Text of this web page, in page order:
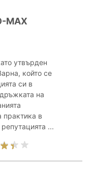
МАХ
утвърден
който се
си в
на
практика в
...